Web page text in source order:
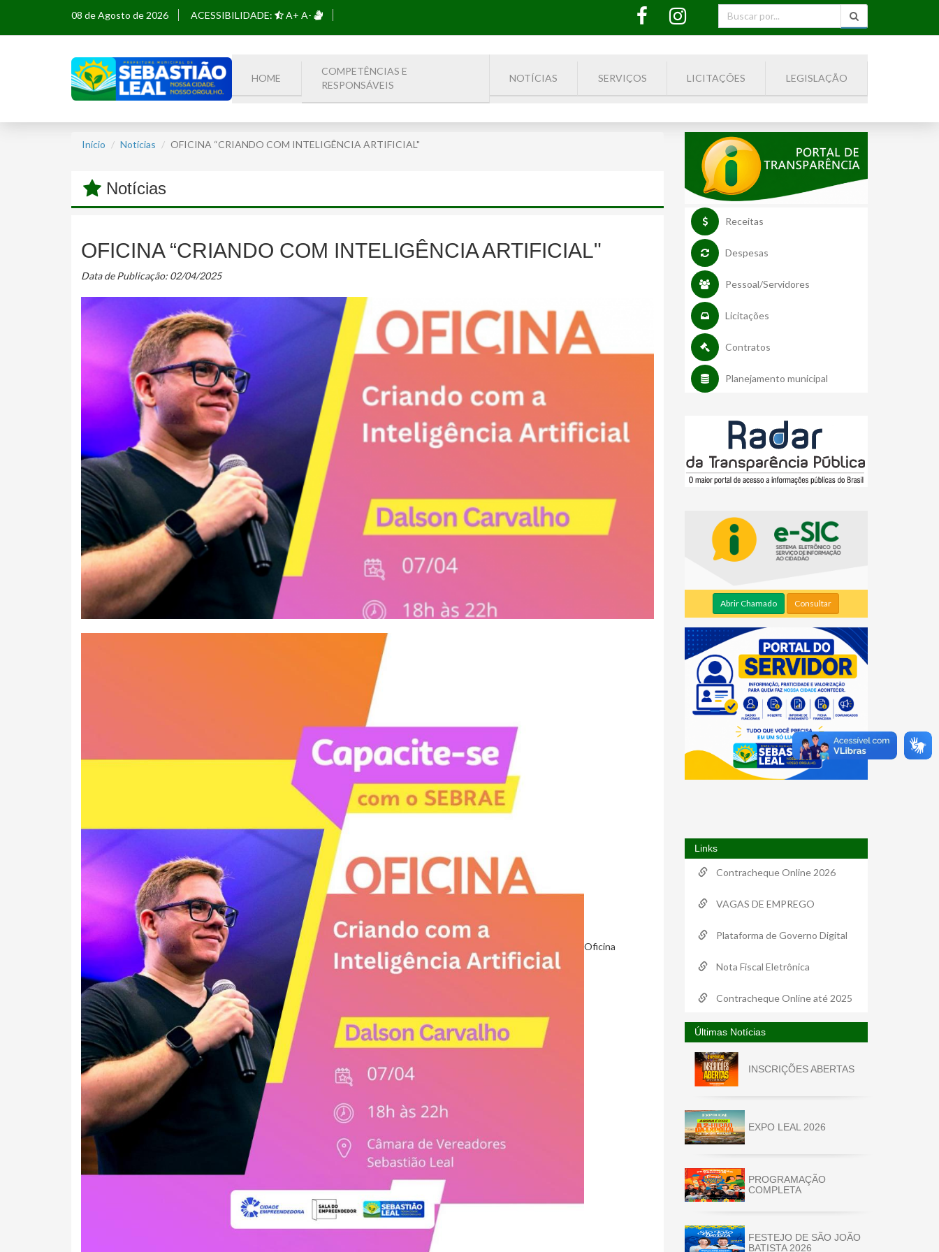
08 de Agosto de 2026 ACESSIBILIDADE: A+ A-
HOME
COMPETÊNCIAS E
RESPONSÁVEIS
NOTÍCIAS SERVIÇOS LICITAÇÕES LEGISLAÇÃO
Início Notícias OFICINA “CRIANDO COM INTELIGÊNCIA ARTIFICIAL"
Notícias
OFICINA “CRIANDO COM INTELIGÊNCIA ARTIFICIAL"
Data de Publicação: 02/04/2025
Oficina
Receitas
Despesas
Pessoal/Servidores
Licitações
Contratos
Planejamento municipal
Abrir Chamado Consultar
Links
Contracheque Online 2026
VAGAS DE EMPREGO
Plataforma de Governo Digital
Nota Fiscal Eletrônica
Contracheque Online até 2025
Últimas Notícias
INSCRIÇÕES ABERTAS
EXPO LEAL 2026
PROGRAMAÇÃO
COMPLETA
FESTEJO DE SÃO JOÃO
BATISTA 2026